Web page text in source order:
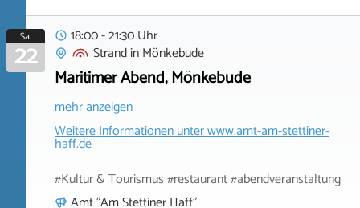
Sa.
22
18:00 - 21:30 Uhr
StrandinMönkebude
Maritimer Abend, Mönkebude
mehr anzeigen
Weitere Informationen unterwww.amt-am-stettiner-
haff.de
#Kultur & Tourismus #restaurant #abendveranstaltung
Amt "Am Stettiner Haff"